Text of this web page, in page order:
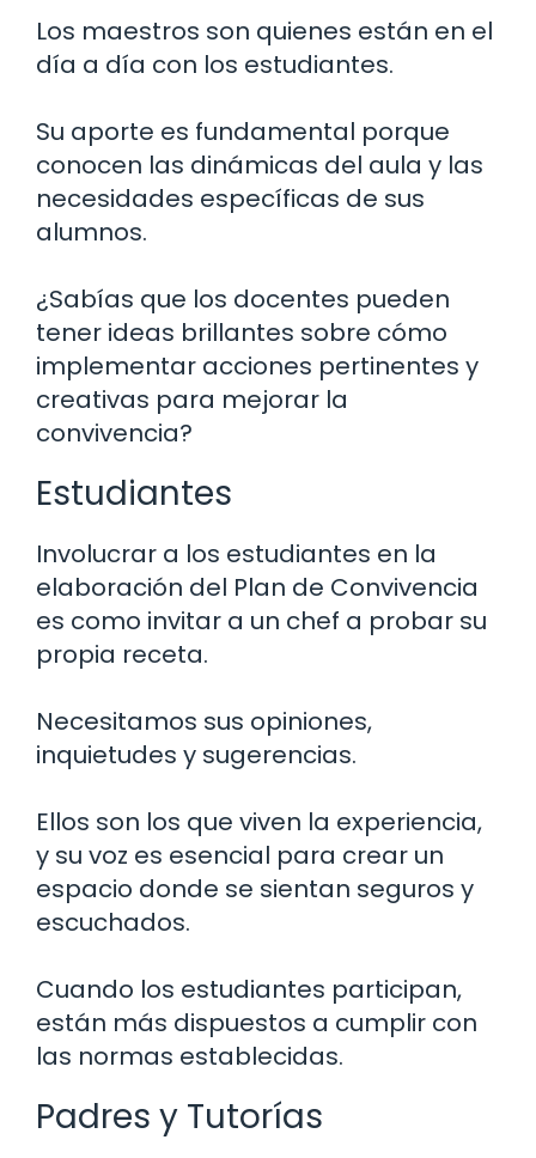
Los maestros son quienes están en el
día a día con los estudiantes.
Su aporte es fundamental porque
conocen las dinámicas del aula y las
necesidades específicas de sus
alumnos.
¿Sabías que los docentes pueden
tener ideas brillantes sobre cómo
implementar acciones pertinentes y
creativas para mejorar la
convivencia?
Estudiantes
Involucrar a los estudiantes en la
elaboración del Plan de Convivencia
es como invitar a un chef a probar su
propia receta.
Necesitamos sus opiniones,
inquietudes y sugerencias.
Ellos son los que viven la experiencia,
y su voz es esencial para crear un
espacio donde se sientan seguros y
escuchados.
Cuando los estudiantes participan,
están más dispuestos a cumplir con
las normas establecidas.
Padres y Tutorías